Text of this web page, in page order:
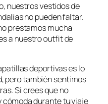
nuestros vestidos de
no pueden faltar.
prestamos mucha
a nuestrooutfitde
deportivas es lo
pero también sentimos
Si crees que no
durante tu viaje